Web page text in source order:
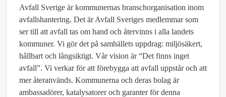
Avfall Sverige är kommunernas branschorganisation inom
avfallshantering. Det är Avfall Sveriges medlemmar som
ser till att avfall tas om hand och återvinns i alla landets
kommuner. Vi gör det på samhällets uppdrag: miljösäkert,
hållbart och långsiktigt. Vår vision är “Det finns inget
avfall”. Vi verkar för att förebygga att avfall uppstår och att
mer återanvänds. Kommunerna och deras bolag är
ambassadörer, katalysatorer och garanter för denna